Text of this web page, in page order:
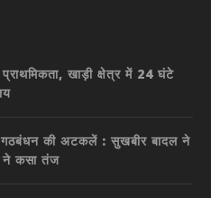
प्राथमिकता, खाड़ी क्षेत्र में 24 घंटे
गठबंधन की अटकलें : सुखबीर बादल ने
ने कसा तंज